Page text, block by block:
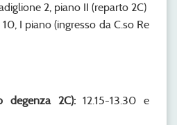
2, piano II (reparto 2C)
I piano (ingresso da C.so Re
degenza 2C):12.15-13.30 e